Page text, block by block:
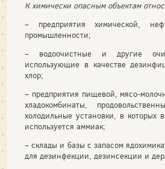
К химически опасным объектам
– предприятия химической,
промышленности;
– водоочистные и другие
использующие в качестве
хлор;
– предприятия пищевой, мясо-
хладокомбинаты,
холодильные установки, в которых
используется аммиак;
– склады и базы с запасом
для дезинфекции, дезинсекции и